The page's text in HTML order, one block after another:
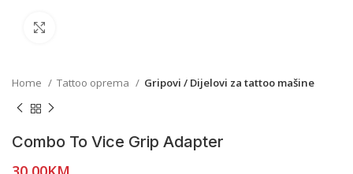
Home Tattoo oprema Gripovi / Dijelovi za tattoo mašine
Combo To Vice Grip Adapter